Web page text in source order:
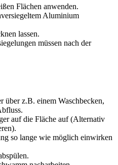
Flächen anwenden.
Aluminium
lassen.
müssen nach der
über z.B. einem Waschbecken,
auf die Fläche auf (Alternativ
so lange wie möglich einwirken